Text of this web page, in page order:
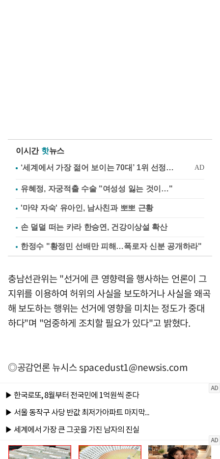
이시간 핫뉴스
유혜정, 자궁적출 수술 "여성성 잃는 것이…"
'마약 자숙' 유아인, 남사친과 뽀뽀 근황
손 덜덜 떠는 카라 한승연, 건강이상설 확산
한정수 "황정민 선배만 피해…폭로자 신분 공개하라"
충남선관위는 "선거에 큰 영향력을 행사하는 언론이 그
지위를 이용하여 허위의 사실을 보도하거나 사실을 왜곡
해 보도하는 행위는 선거에 영향을 미치는 정도가 중대
하다"며 "엄중하게 조치할 필요가 있다"고 밝혔다.
◎공감언론 뉴시스spacedust1@newsis.com